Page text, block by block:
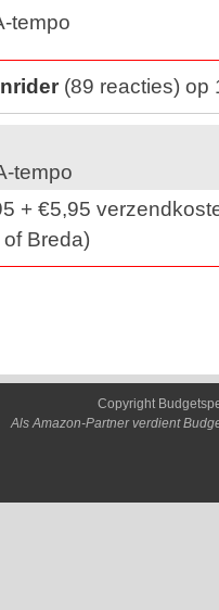
tempo
(89 reacties) op
tempo
+ €5,95
Breda)
Copyright
Als Amazon-Partner verdient